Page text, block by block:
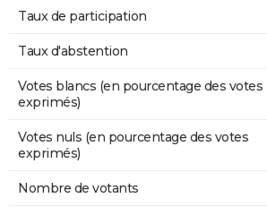
Taux de participation
Taux d'abstention
Votes blancs (en pourcentage des votes
exprimés)
Votes nuls (en pourcentage des votes
exprimés)
Nombre de votants